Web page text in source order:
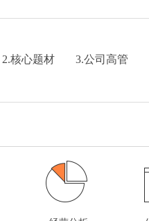
2.核心题材 3.公司高管